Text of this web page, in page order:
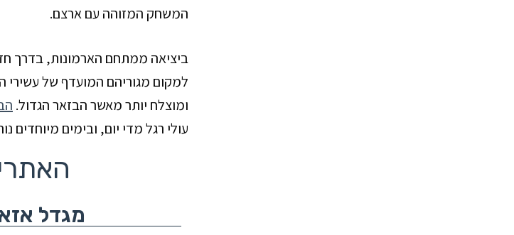
המשחק המזוהה עם ארצם.
ביציאה ממתחם הארמונות, בדרך
למקום מגוריהם המועדף של עשירי
ומוצלח יותר מאשר הבזאר הגדול.
עולי רגל מדי יום, ובימים מיוחדים
מגדל